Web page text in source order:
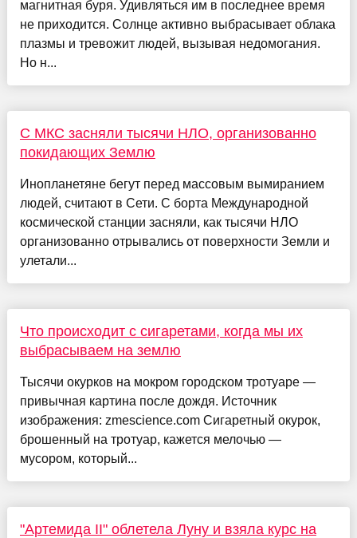
магнитная буря. Удивляться им в последнее время
не приходится. Солнце активно выбрасывает облака
плазмы и тревожит людей, вызывая недомогания.
Но н...
С МКС засняли тысячи НЛО, организованно
покидающих Землю
Инопланетяне бегут перед массовым вымиранием
людей, считают в Сети. С борта Международной
космической станции засняли, как тысячи НЛО
организованно отрывались от поверхности Земли и
улетали...
Что происходит с сигаретами, когда мы их
выбрасываем на землю
Тысячи окурков на мокром городском тротуаре —
привычная картина после дождя. Источник
изображения: zmescience.com Сигаретный окурок,
брошенный на тротуар, кажется мелочью —
мусором, который...
"Артемида II" облетела Луну и взяла курс на